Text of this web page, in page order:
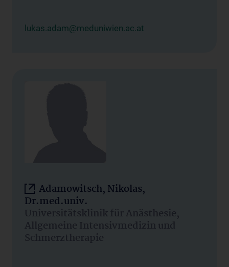
lukas.adam@meduniwien.ac.at
Adamowitsch, Nikolas,
Dr.med.univ.
Universitätsklinik für Anästhesie,
Allgemeine Intensivmedizin und
Schmerztherapie